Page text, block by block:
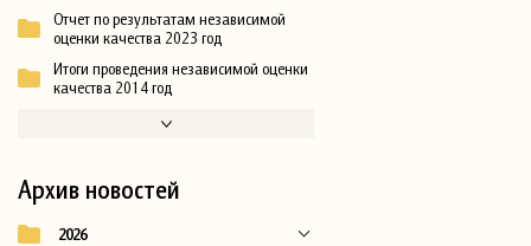
Отчет по результатам независимой
оценки качества 2023 год
Итоги проведения независимой оценки
качества 2014 год
Архив новостей
2026